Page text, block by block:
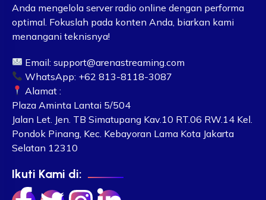
Anda mengelola server radio online dengan performa
optimal. Fokuslah pada konten Anda, biarkan kami
menangani teknisnya!
Email:support@arenastreaming.com
WhatsApp: +62 813-8118-3087
Alamat :
Plaza Aminta Lantai 5/504
Jalan Let. Jen. TB Simatupang Kav.10 RT.06 RW.14 Kel.
Pondok Pinang, Kec. Kebayoran Lama Kota Jakarta
Selatan 12310
Ikuti Kami di: